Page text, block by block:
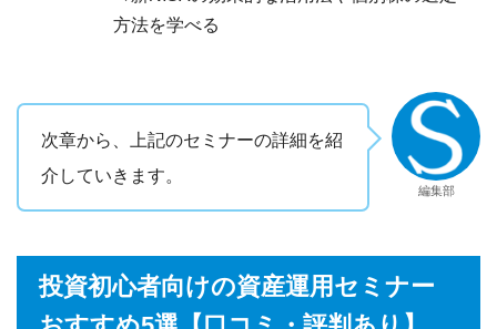
方法を学べる
次章から、上記のセミナーの詳細を紹
介していきます。
編集部
投資初心者向けの資産運用セミナー